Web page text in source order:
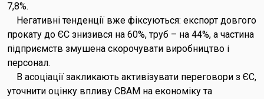
7,8%.
Негативні тенденції вже фіксуються: експорт довгого
прокату до ЄС знизився на 60%, труб – на 44%, а частина
підприємств змушена скорочувати виробництво і
персонал.
В асоціації закликають активізувати переговори з ЄС,
уточнити оцінку впливу CBAM на економіку та